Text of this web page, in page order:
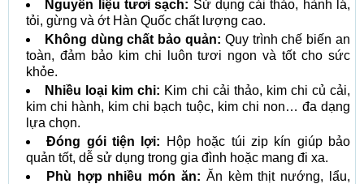
Nguyên liệu tươi sạch: Sử dụng cải thảo, hành lá,
tỏi, gừng và ớt Hàn Quốc chất lượng cao.
Không dùng chất bảo quản: Quy trình chế biến an
toàn, đảm bảo kim chi luôn tươi ngon và tốt cho sức
khỏe.
Nhiều loại kim chi: Kim chi cải thảo, kim chi củ cải,
kim chi hành, kim chi bạch tuộc, kim chi non… đa dạng
lựa chọn.
Đóng gói tiện lợi: Hộp hoặc túi zip kín giúp bảo
quản tốt, dễ sử dụng trong gia đình hoặc mang đi xa.
Phù hợp nhiều món ăn: Ăn kèm thịt nướng, lẩu,